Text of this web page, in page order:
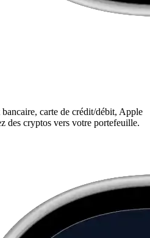
carte de crédit/débit, Apple
des cryptos vers votre portefeuille.